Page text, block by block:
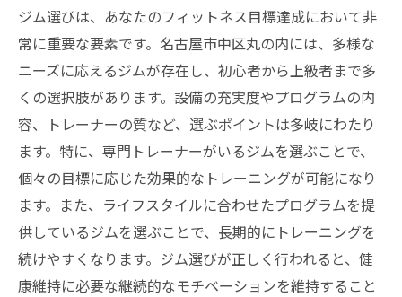
ジム選びは、あなたのフィットネス目標達成において非
常に重要な要素です。名古屋市中区丸の内には、多様な
ニーズに応えるジムが存在し、初心者から上級者まで多
くの選択肢があります。設備の充実度やプログラムの内
容、トレーナーの質など、選ぶポイントは多岐にわたり
ます。特に、専門トレーナーがいるジムを選ぶことで、
個々の目標に応じた効果的なトレーニングが可能になり
ます。また、ライフスタイルに合わせたプログラムを提
供しているジムを選ぶことで、長期的にトレーニングを
続けやすくなります。ジム選びが正しく行われると、健
康維持に必要な継続的なモチベーションを維持すること